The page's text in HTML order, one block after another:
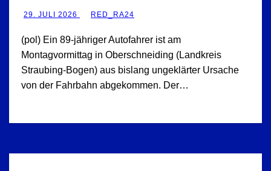
29. JULI 2026 RED_RA24
(pol) Ein 89-jähriger Autofahrer ist am
Montagvormittag in Oberschneiding (Landkreis
Straubing-Bogen) aus bislang ungeklärter Ursache
von der Fahrbahn abgekommen. Der…